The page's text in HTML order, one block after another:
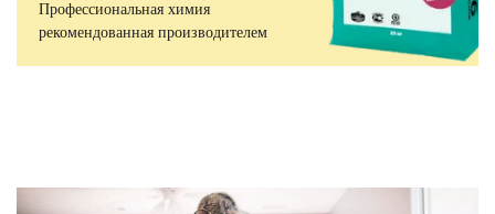
Профессиональная химия
рекомендованная производителем